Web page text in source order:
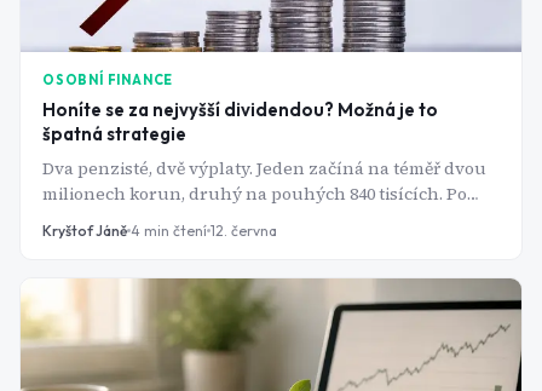
OSOBNÍ FINANCE
Honíte se za nejvyšší dividendou? Možná je to
špatná strategie
Dva penzisté, dvě výplaty. Jeden začíná na téměř dvou
milionech korun, druhý na pouhých 840 tisících. Po
dvaceti letech vydělává víc ten druhý a rozdíl není
malý. O všem rozhoduje jediné číslo, na které se skoro
Kryštof Jáně 4 min čtení 12. června